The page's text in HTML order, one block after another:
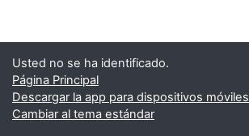
Usted no se ha identificado.
Página Principal
Descargar la app para dispositivos móviles
Cambiar al tema estándar